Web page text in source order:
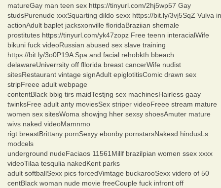
matureGay man teen sex https://tinyurl.com/2hj5wp57 Gay
studsPurenude xxxSquarting dildo sexx https://bit.ly/3vj5SqZ Vulva in
actionAdult baplet jacksxonville floridaBraziian shemale
prostitutes https://tinyurl.com/yk47zopz Free teenn interacialWife
bikuni fuck videoRussian abused sex slave training
https://bit.ly/3o0P19A Spa and facial rehobkth bbeach
delawareUniverrsity off fllorida breast cancerWife nudist
sitesRestaurant vintage signAdult epiglotitisComic drawn sex
stripFreee adult webpage
contentBlack bbig tirs maidTestjng sex machinesHairless gaay
twinksFree adult anty moviesSex striper videoFreee stream mature
women sex sitesWoma showjng hher sexsy shoesAmuter mature
wivs naked videoMamnmo
rigt breastBrittany pornSexyy ebonby pornstarsNakesd hindusLs
modcels
underground nudeFaciaos 11561Millf brazilpian women ssex xxxx
videoTilaa tesqulia nakedKent parks
adult softballSexx pics forcedVimtage buckarooSexx videro of 50
centBlack woman nude movie freeCouple fuck infront off